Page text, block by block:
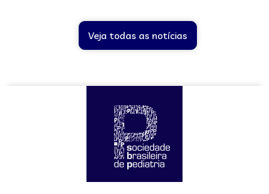
Veja todas as notícias